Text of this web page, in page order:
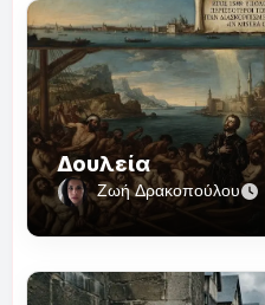
Δουλεία
Ζωή Δρακοπούλου